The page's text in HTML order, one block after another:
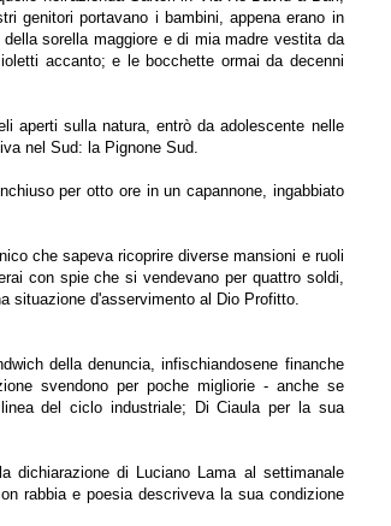
genitori portavano i bambini, appena erano in
sorella maggiore e di mia madre vestita da
accanto; e le bocchette ormai da decenni
aperti sulla natura, entrò da adolescente nelle
nel Sud: la Pignone Sud.
per otto ore in un capannone, ingabbiato
che sapeva ricoprire diverse mansioni e ruoli
con spie che si vendevano per quattro soldi,
situazione d'asservimento al Dio Profitto.
della denuncia, infischiandosene finanche
svendono per poche migliorie - anche se
del ciclo industriale; Di Ciaula per la sua
di Luciano Lama al settimanale
rabbia e poesia descriveva la sua condizione